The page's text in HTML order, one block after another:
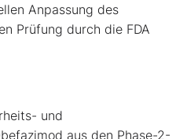
Anpassung des
Prüfung durch die FDA
und
aus den Phase-2-